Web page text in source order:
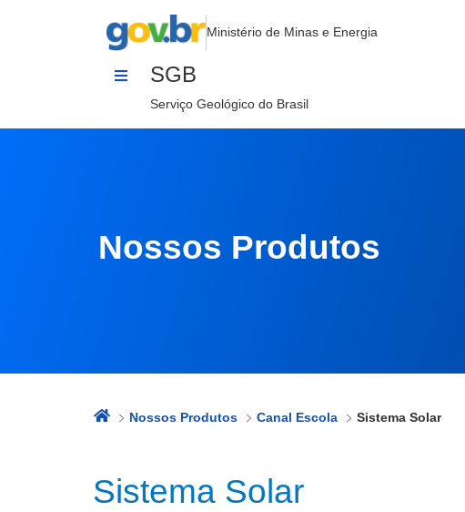
Ministério de Minas e Energia
SGB
Serviço Geológico do Brasil
Nossos Produtos
Nossos Produtos Canal Escola Sistema Solar
Sistema Solar